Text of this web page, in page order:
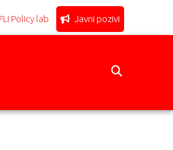
FLI Policy lab Javni pozivi